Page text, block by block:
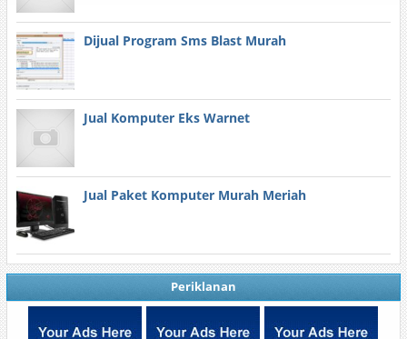
Dijual Program Sms Blast Murah
Jual Komputer Eks Warnet
Jual Paket Komputer Murah Meriah
Periklanan